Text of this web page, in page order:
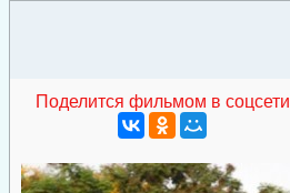
Поделится фильмом в соцсети